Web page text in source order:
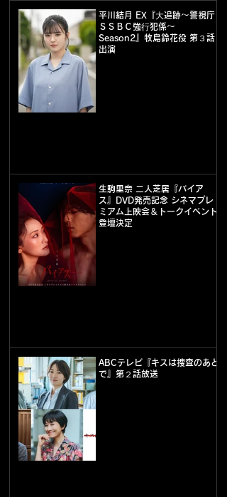
平川結月 EX『⼤追跡〜警視庁
ＳＳＢＣ強⾏犯係〜
Season2』牧島鈴花役 第３話
出演
生駒里奈 二人芝居『バイア
ス』DVD発売記念 シネマプレ
ミアム上映会＆トークイベント
登壇決定
ABCテレビ『キスは捜査のあと
で』第２話放送